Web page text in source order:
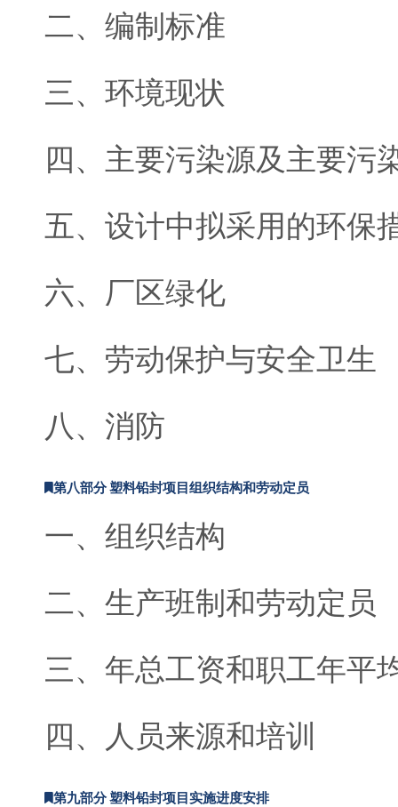
二、编制标准
三、环境现状
四、主要污染源及主要污
五、设计中拟采用的环保
六、厂区绿化
七、劳动保护与安全卫生
八、消防
第八部分 塑料铅封项目组织结构和劳动定员
一、组织结构
二、生产班制和劳动定员
三、年总工资和职工年平
四、人员来源和培训
第九部分 塑料铅封项目实施进度安排